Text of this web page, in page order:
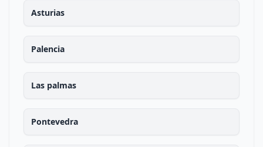
Asturias
Palencia
Las palmas
Pontevedra